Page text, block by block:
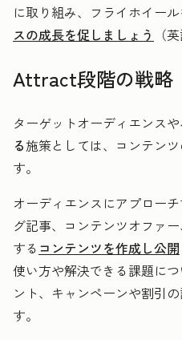
に取り組み、フライホイー
スの成長を促しましょう
（
Attract段階の戦略
ターゲットオーディエンス
る施策としては、コンテン
す。
オーディエンスにアプロー
グ記事、コンテンツオファ
する コンテンツを作成し公開
使い方や解決できる課題に
ント、キャンペーンや割引
す。